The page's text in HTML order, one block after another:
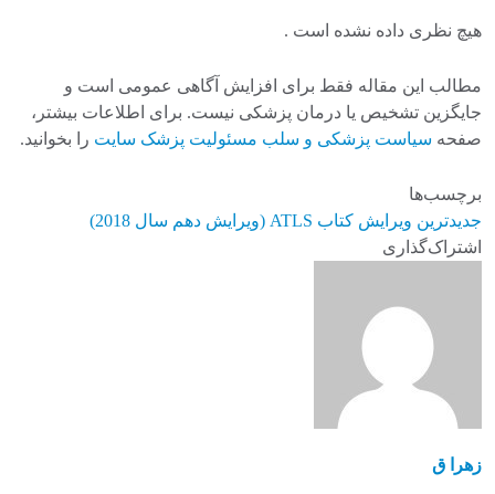
هیچ نظری داده نشده است .
مطالب این مقاله فقط برای افزایش آگاهی عمومی است و
جایگزین تشخیص یا درمان پزشکی نیست. برای اطلاعات بیشتر،
صفحه سیاست پزشکی و سلب مسئولیت پزشک سایت را بخوانید.
برچسب‌ها
جدیدترین ویرایش کتاب ATLS (ویرایش دهم سال 2018)
اشتراک‌گذاری
زهرا ق